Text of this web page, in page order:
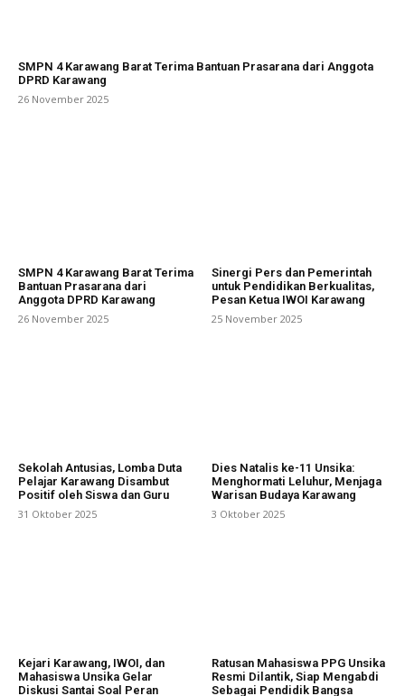
SMPN 4 Karawang Barat Terima Bantuan Prasarana dari Anggota
DPRD Karawang
26 November 2025
SMPN 4 Karawang Barat Terima
Bantuan Prasarana dari
Anggota DPRD Karawang
26 November 2025
Sinergi Pers dan Pemerintah
untuk Pendidikan Berkualitas,
Pesan Ketua IWOI Karawang
25 November 2025
Sekolah Antusias, Lomba Duta
Pelajar Karawang Disambut
Positif oleh Siswa dan Guru
31 Oktober 2025
Dies Natalis ke-11 Unsika:
Menghormati Leluhur, Menjaga
Warisan Budaya Karawang
3 Oktober 2025
Kejari Karawang, IWOI, dan
Mahasiswa Unsika Gelar
Diskusi Santai Soal Peran
Ratusan Mahasiswa PPG Unsika
Resmi Dilantik, Siap Mengabdi
Sebagai Pendidik Bangsa